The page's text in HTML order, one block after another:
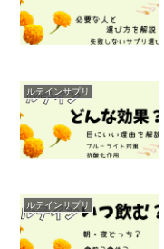
ルテインサプリ
ルテインサプリ